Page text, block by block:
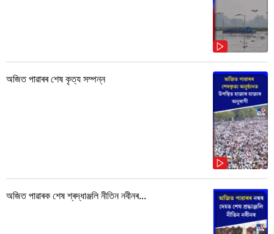
অজিত পাৱাৰৰ শেষ কৃত্য সম্পন্ন
অজিত পাৱাৰক শেষ শ্ৰদ্ধাঞ্জলি নীতিন নবীনৰ...